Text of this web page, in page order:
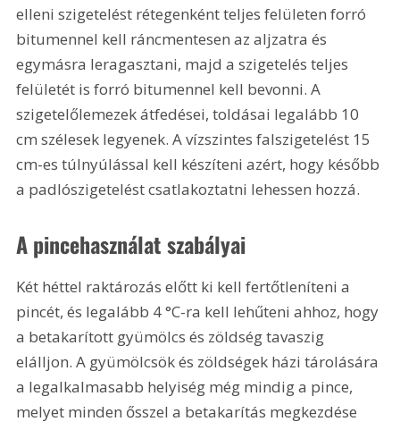
elleni szigetelést rétegenként teljes felületen forró
bitumennel kell ráncmentesen az aljzatra és
egymásra leragasztani, majd a szigetelés teljes
felületét is forró bitumennel kell bevonni. A
szigetelőlemezek átfedései, toldásai legalább 10
cm szélesek legyenek. A vízszintes falszigetelést 15
cm-es túlnyúlással kell készíteni azért, hogy később
a padlószigetelést csatlakoztatni lehessen hozzá.
A pincehasználat szabályai
Két héttel raktározás előtt ki kell fertőtleníteni a
pincét, és legalább 4 °C-ra kell lehűteni ahhoz, hogy
a betakarított gyümölcs és zöldség tavaszig
elálljon. A gyümölcsök és zöldségek házi tárolására
a legalkalmasabb helyiség még mindig a pince,
melyet minden ősszel a betakarítás megkezdése